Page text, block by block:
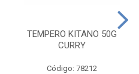
TEMPERO KITANO 50G
CURRY
Código: 78212